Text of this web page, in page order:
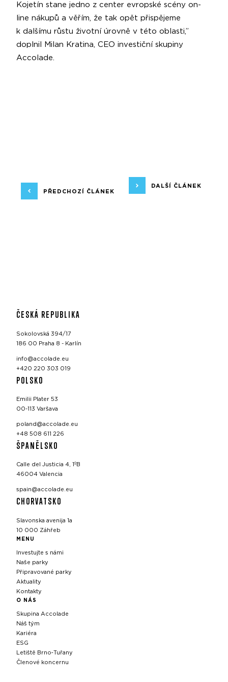
Kojetín stane jedno z center evropské scény on-
line nákupů a věřím, že tak opět přispějeme
k dalšímu růstu životní úrovně v této oblasti,”
doplnil Milan Kratina, CEO investiční skupiny
Accolade.
PŘEDCHOZÍ ČLÁNEK
DALŠÍ ČLÁNEK
ČESKÁ REPUBLIKA
Sokolovská 394/17
186 00 Praha 8 - Karlín
info@accolade.eu
+420 220 303 019
POLSKO
Emilii Plater 53
00-113 Varšava
poland@accolade.eu
+48 508 611 226
ŠPANĚLSKO
Calle del Justicia 4, 1ºB
46004 Valencia
spain@accolade.eu
CHORVATSKO
Slavonska avenija 1a
10 000 Záhřeb
MENU
Investujte s námi
Naše parky
Připravované parky
Aktuality
Kontakty
O NÁS
Skupina Accolade
Náš tým
Kariéra
ESG
Letiště Brno‑Tuřany
Členové koncernu